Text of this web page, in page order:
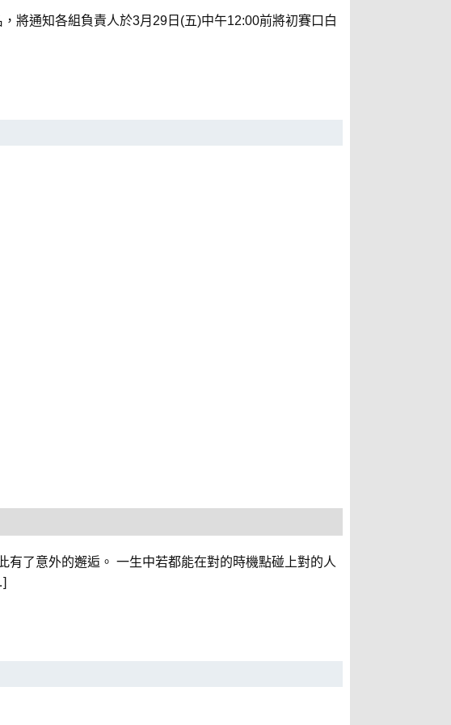
將通知各組負責人於3月29日(五)中午12:00前將初賽口白
有了意外的邂逅。 一生中若都能在對的時機點碰上對的人